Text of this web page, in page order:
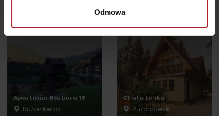
Odmowa
Gdzie się zatrzymać w pobliżu:
Apartmán Barbora 19
Ružomberok
Chata Lenka
Ružomberok